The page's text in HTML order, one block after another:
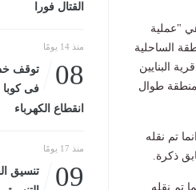
وهي "عملية
الساحلية
البنايين
طوال
تم نقله
ذكرة.
تم نقله
القتال فورا
منذ 14 يومًا
08
توقف
فى
انقطاع الكهرباء
منذ 17 يومًا
09